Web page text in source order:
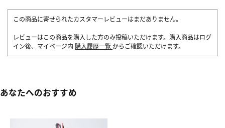
この商品に寄せられたカスタマーレビューはまだありません。
レビューはこの商品を購入した方のみ投稿いただけます。購入商品はログ
イン後、マイページ内 購入履歴一覧 からご確認いただけます。
あなたへのおすすめ